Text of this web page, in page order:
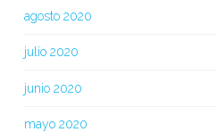
agosto 2020
julio 2020
junio 2020
mayo 2020